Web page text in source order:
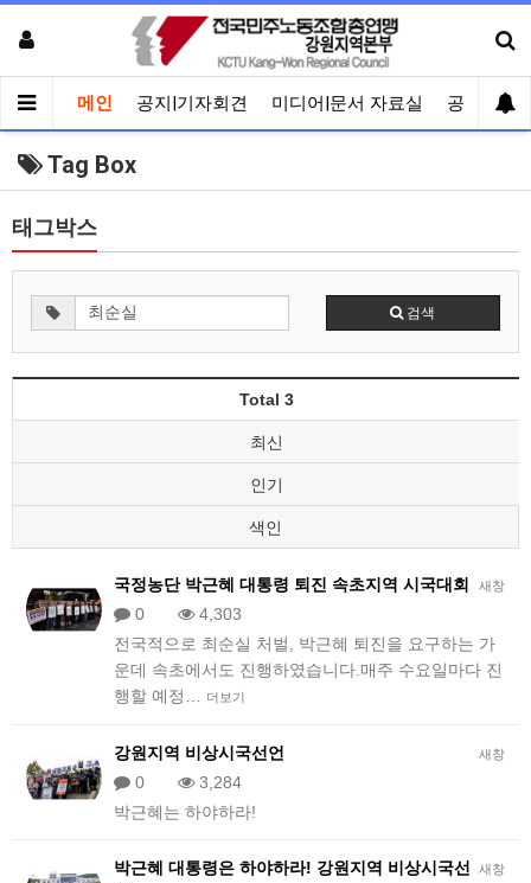
메인 공지|기자회견 미디어|문서 자료실 공유게시
Tag Box
태그박스
검색
Total 3
최신
인기
색인
새창
국정농단 박근혜 대통령 퇴진 속초지역 시국대회
0
4,303
전국적으로 최순실 처벌, 박근혜 퇴진을 요구하는 가
운데 속초에서도 진행하였습니다.매주 수요일마다 진
행할 예정…
더보기
새창
강원지역 비상시국선언
0
3,284
박근혜는 하야하라!
새창
박근혜 대통령은 하야하라! 강원지역 비상시국선